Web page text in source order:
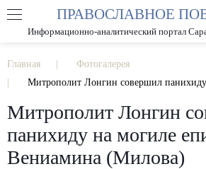
РАЗМЕР
ПРАВОСЛАВНОЕ
Информационно-аналитический портал
Главная
Фотогалерея
Митрополит Лонгин совершил панихиду на могиле
Митрополит Лонгин
панихиду на могиле
Вениамина (Милова)